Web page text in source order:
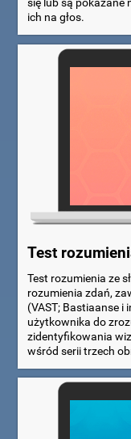
się lub są pokazane
ich na głos.
Test
Test rozumienia ze
rozumienia zdań,
(VAST; Bastiaanse i
użytkownika do
zidentyfikowania
wśród serii trzech